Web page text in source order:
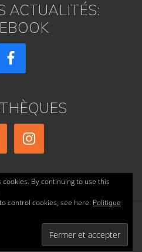
ACTUALITÉS:
Accueil·Confidentialité·
Contact
cookies. By continuing to use this
control cookies, see here: Politique